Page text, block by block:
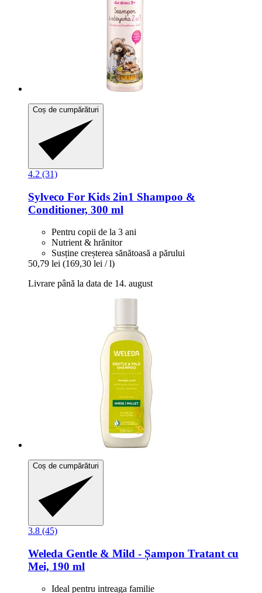
Coș de cumpărături
4.2 (31)
Sylveco For Kids 2in1 Shampoo &
Conditioner, 300 ml
Pentru copii de la 3 ani
Nutrient & hrănitor
Susține creșterea sănătoasă a părului
50,79 lei (169,30 lei / l)
Livrare până la data de 14. august
Coș de cumpărături
3.8 (45)
Weleda Gentle & Mild -​ Șampon Tratant cu
Mei, 190 ml
Ideal pentru intreaga familie